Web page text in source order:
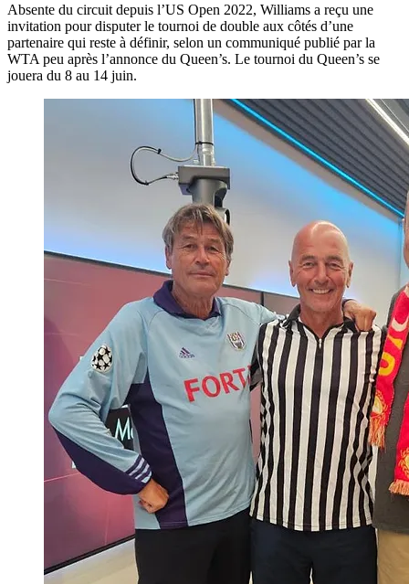
Absente du circuit depuis l’US Open 2022, Williams a reçu une
invitation pour disputer le tournoi de double aux côtés d’une
partenaire qui reste à définir, selon un communiqué publié par la
WTA peu après l’annonce du Queen’s. Le tournoi du Queen’s se
jouera du 8 au 14 juin.